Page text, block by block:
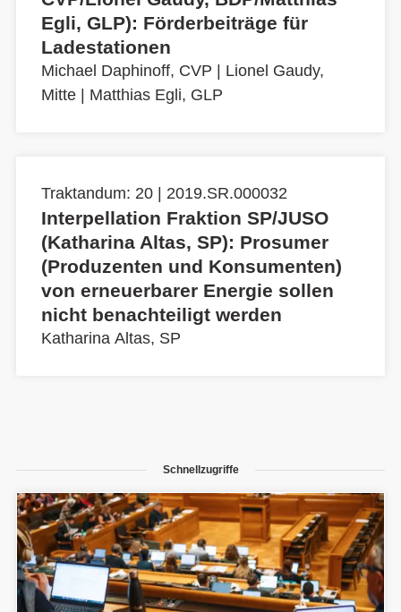
Egli, GLP): Förderbeiträge für
Ladestationen
Michael Daphinoff, CVP
Lionel Gaudy,
Mitte
Matthias Egli, GLP
Traktandum: 20 | 2019.SR.000032
Interpellation Fraktion SP/JUSO
(Katharina Altas, SP): Prosumer
(Produzenten und Konsumenten)
von erneuerbarer Energie sollen
nicht benachteiligt werden
Katharina Altas, SP
Schnellzugriffe